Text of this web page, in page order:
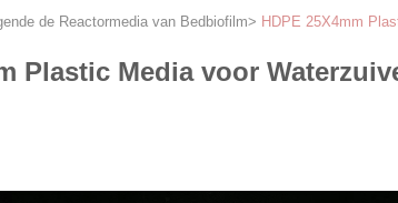
de Reactormedia van Bedbiofilm> HDPE 25X4mm
Plastic Media voor